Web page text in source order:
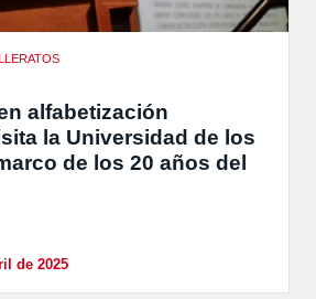
alfabetización
la Universidad de los
de los 20 años del
de 2025